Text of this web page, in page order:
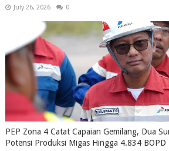
July 26, 2026 0
PEP Zona 4 Catat Capaian Gemilang, Dua
Potensi Produksi Migas Hingga 4.834 BOPD